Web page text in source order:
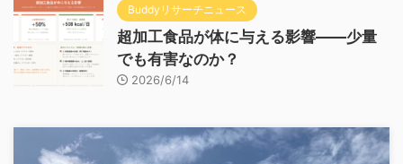
Buddyリサーチニュース
超加工食品が体に与える影響——少量
でも有害なのか？
2026/6/14